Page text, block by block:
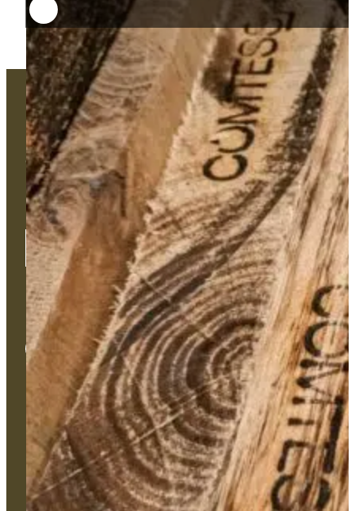
Un projet technique ? Un besoin
d'accompagnement sur-mesure ?
Une problématique ?
Notre équipe est disponible pour vous accompagner et se
déplacer sur le terrain si besoin.
Contactez-nous
Univers
Bâtiment
Monument
Haute-Peinture
Nos types de produits